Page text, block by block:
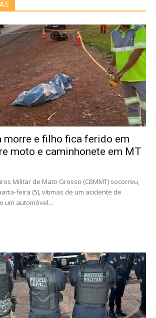
e filho fica ferido em
moto e caminhonete em MT
Militar de Mato Grosso (CBMMT) socorreu,
feira (5), vítimas de um acidente de
um automóvel...